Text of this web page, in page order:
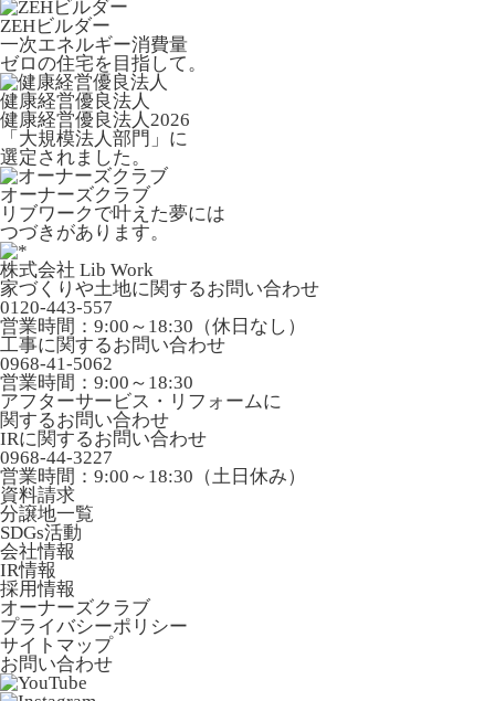
ZEHビルダー
一次エネルギー消費量
ゼロの住宅を目指して。
健康経営優良法人
健康経営優良法人2026
「大規模法人部門」に
選定されました。
オーナーズクラブ
リブワークで叶えた夢には
つづきがあります。
株式会社 Lib Work
家づくりや土地に関するお問い合わせ
0120-443-557
営業時間：9:00～18:30（休日なし）
工事に関するお問い合わせ
0968-41-5062
営業時間：9:00～18:30
アフターサービス・リフォームに
関するお問い合わせ
IRに関するお問い合わせ
0968-44-3227
営業時間：9:00～18:30（土日休み）
資料請求
分譲地一覧
SDGs活動
会社情報
IR情報
採用情報
オーナーズクラブ
プライバシーポリシー
サイトマップ
お問い合わせ